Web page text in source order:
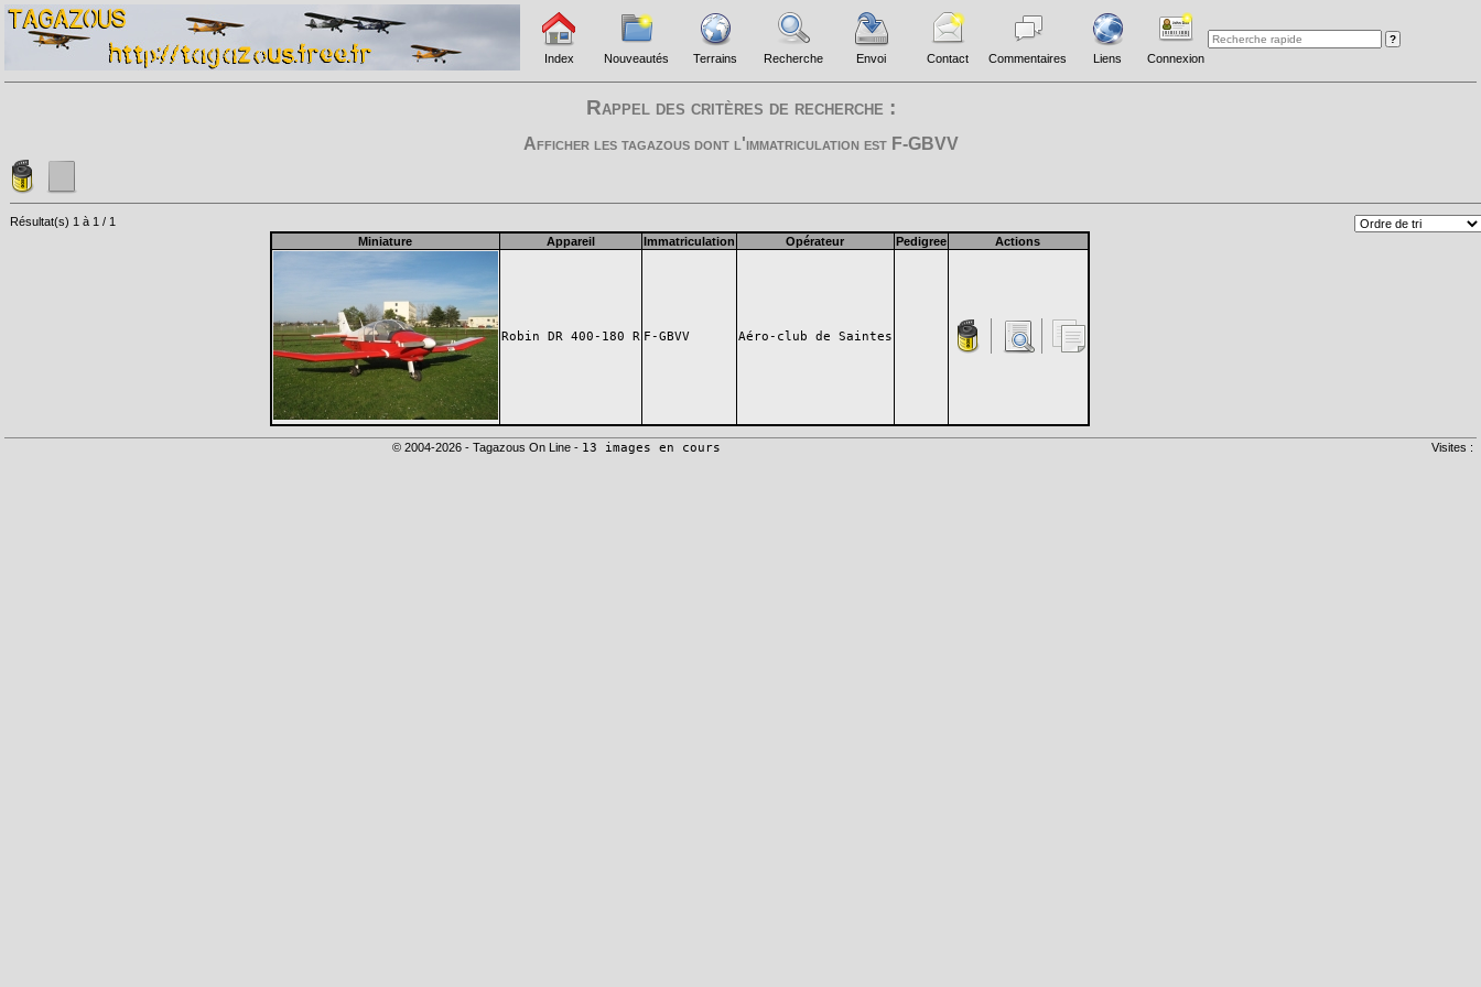
Index Nouveautés Terrains Recherche Envoi Contact Commentaires Liens Connexion
Rappel des critères de recherche :
Afficher les tagazous dont l'immatriculation est F-GBVV
Résultat(s) 1 à 1 / 1
Miniature
Appareil Immatriculation Opérateur Pedigree Actions
Robin DR 400-180 R F-GBVV Aéro-club de Saintes
© 2004-2026 - Tagazous On Line - 13 images en cours Visites :